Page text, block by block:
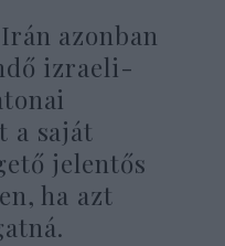
azonban
izraeli-
a saját
jelentős
ha azt